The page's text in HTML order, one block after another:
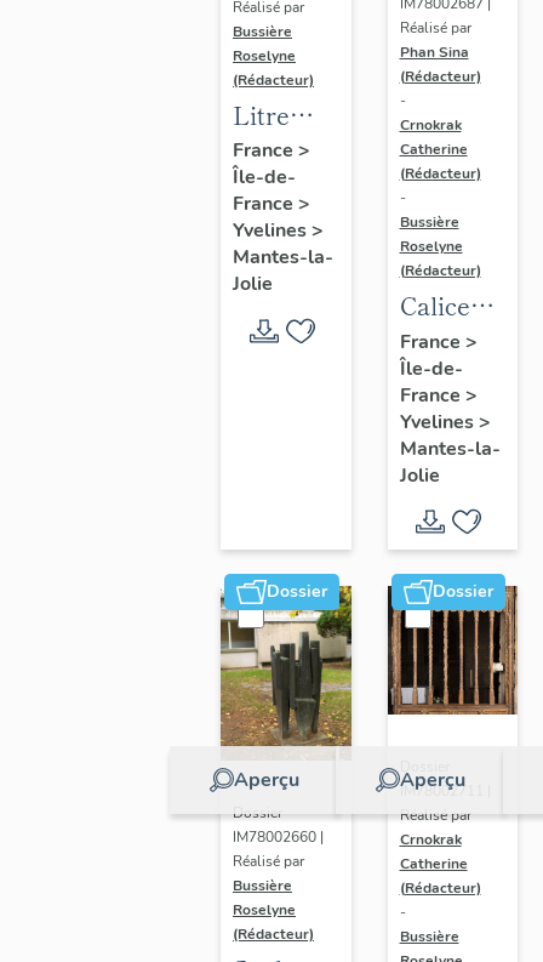
Réalisé par
Bussière
Roselyne
(Rédacteur)
Litre
funéraire
du
prince
de Conti
France >
Île-de-
France >
Yvelines>
Mantes-la-
Jolie
Réalisé par
Phan Sina
(Rédacteur)
-
Crnokrak
Catherine
(Rédacteur)
-
Bussière
Roselyne
(Rédacteur)
Calice
n°2 et sa
patène
France >
Île-de-
France >
Yvelines>
Mantes-la-
Jolie
Dossier
Aperçu
Dossier
IM78002660 |
Réalisé par
Bussière
Roselyne
(Rédacteur)
Dossier
Aperçu
IM78002711 |
Réalisé par
Crnokrak
Catherine
(Rédacteur)
-
Bussière